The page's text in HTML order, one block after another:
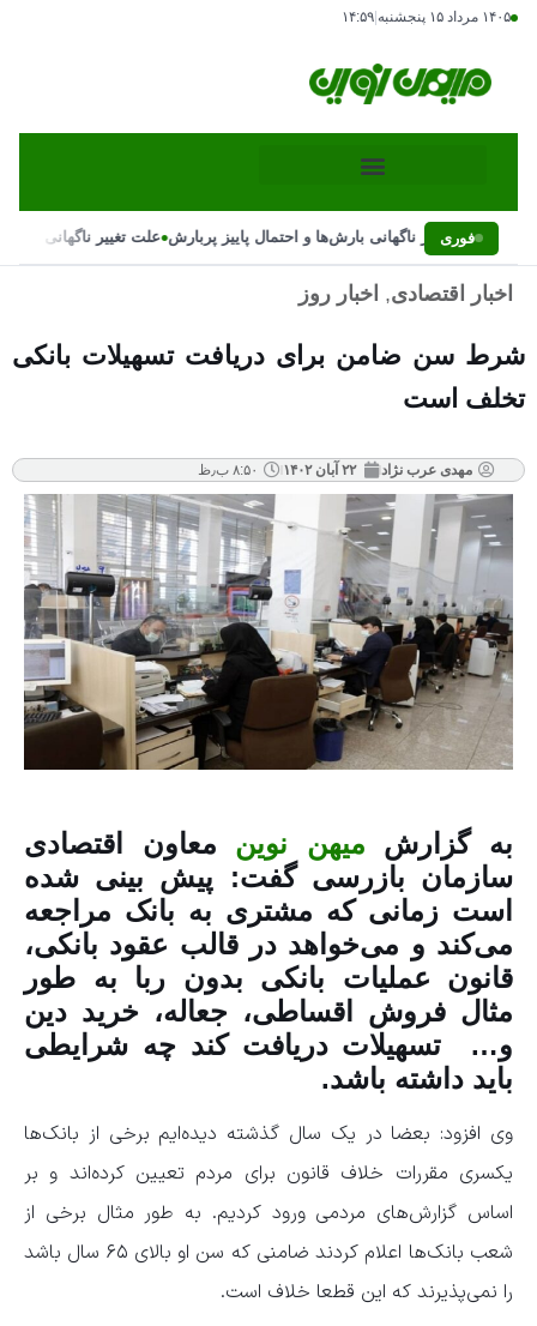
۱۴۰۵ مرداد ۱۵ پنجشنبه ۱۴:۵۹
فوری
علت تغییر ناگهانی بارش‌ها و احتمال پاییز پربارش•علت تغییر ناگهانی
اخبار اقتصادی, اخبار روز
شرط سن ضامن برای دریافت تسهیلات بانکی
تخلف است
مهدی عرب نژاد ۲۲ آبان ۱۴۰۲ ۸:۵۰ ب٫ظ
به گزارش میهن نوین معاون اقتصادی
سازمان بازرسی گفت: پیش بینی شده
است زمانی که مشتری به بانک مراجعه
می‌کند و می‌خواهد در قالب عقود بانکی،
قانون عملیات بانکی بدون ربا به طور
مثال فروش اقساطی، جعاله، خرید دین
و… تسهیلات دریافت کند چه شرایطی
باید داشته باشد.
وی افزود: بعضا در یک سال گذشته دیده‌ایم برخی از بانک‌ها
یکسری مقررات خلاف قانون برای مردم تعیین کرده‌اند و بر
اساس گزارش‌های مردمی ورود کردیم. به طور مثال برخی از
شعب بانک‌ها اعلام کردند ضامنی که سن او بالای ۶۵ سال باشد
را نمی‌پذیرند که این قطعا خلاف است.